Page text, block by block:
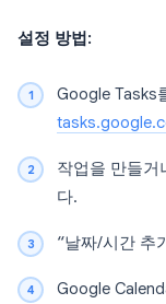
설정 방법:
Google Tasks
작업을 만들거
다.
“날짜/시간 추
Google